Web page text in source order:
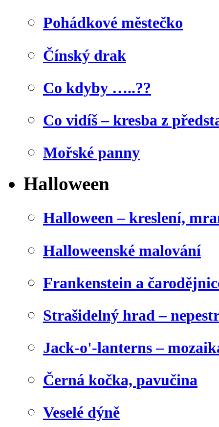
Pohádkové městečko
Čínský drak
Co kdyby …..??
Co vidíš – kresba z
Mořské panny
Halloween
Halloween – kreslení,
Halloweenské malování
Frankenstein a
Strašidelný hrad –
Jack-o'-lanterns –
Černá kočka, pavučina
Veselé dýně